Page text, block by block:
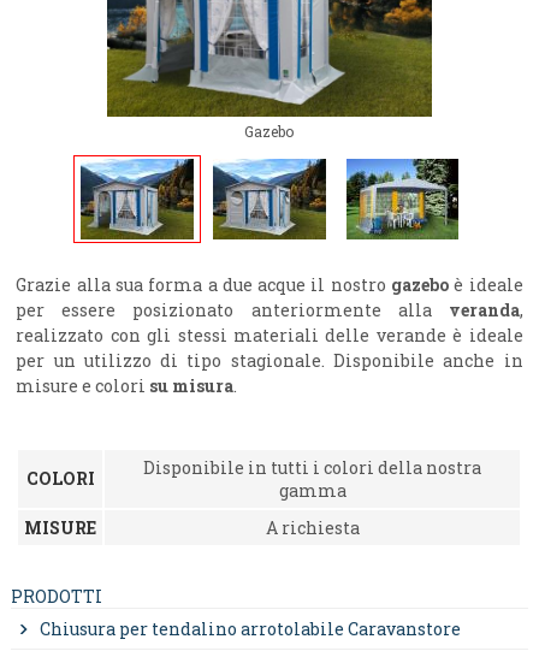
Gazebo
Grazie alla sua forma a due acque il nostro gazeboè ideale
per essere posizionato anteriormente alla veranda,
realizzato con gli stessi materiali delle verande è ideale
per un utilizzo di tipo stagionale. Disponibile anche in
misure e colori su misura.
COLORI
Disponibile in tutti i colori della nostra
gamma
MISURE
A richiesta
PRODOTTI
Chiusura per tendalino arrotolabile Caravanstore